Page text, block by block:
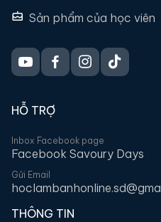
Sản phẩm của học viên
HỖ TRỢ
Inbox Facebook page
Facebook Savoury Days
Gửi Email
THÔNG TIN